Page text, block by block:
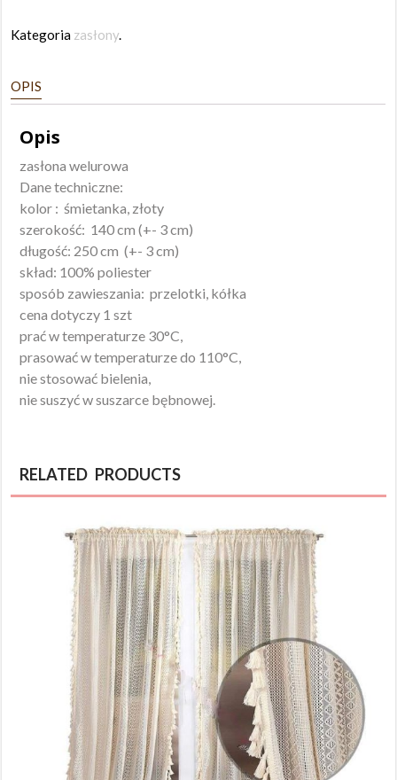
Kropki
Kategoria zasłony.
OPIS
Opis
zasłona welurowa
Dane techniczne:
kolor : śmietanka, złoty
szerokość: 140 cm (+- 3 cm)
długość: 250 cm (+- 3 cm)
skład: 100% poliester
sposób zawieszania: przelotki, kółka
cena dotyczy 1 szt
prać w temperaturze 30°C,
prasować w temperaturze do 110°C,
nie stosować bielenia,
nie suszyć w suszarce bębnowej.
RELATED PRODUCTS